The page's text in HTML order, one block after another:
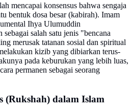
mencapai konsensus bahwa sengaja
bentuk dosa besar (kabirah). Imam
Ihya Ulumuddin
salah satu jenis "bencana
merusak tatanan sosial dan spiritual
kizib yang dibiarkan terus-
pada keburukan yang lebih luas,
permanen sebagai seorang
(Rukshah) dalam Islam